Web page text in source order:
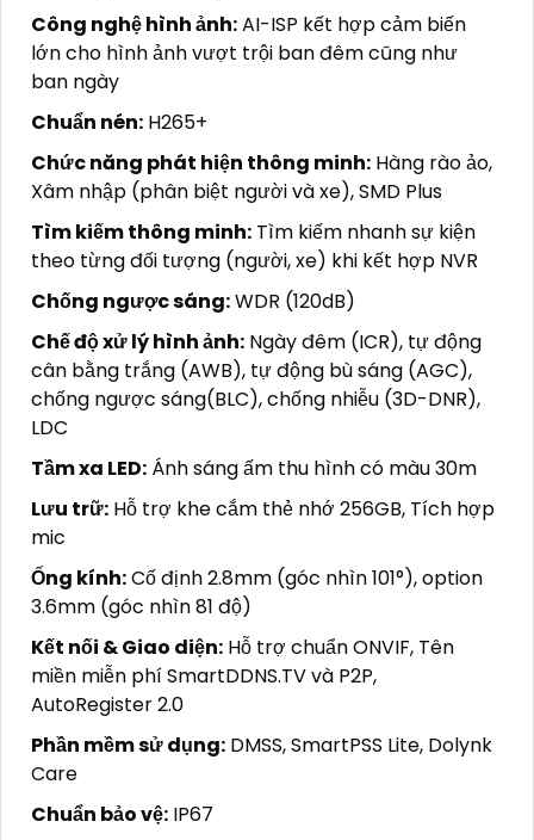
Công nghệ hình ảnh:AI-ISP kết hợp cảm biến
lớn cho hình ảnh vượt trội ban đêm cũng như
ban ngày
Chuẩn nén: H265+
Chức năng phát hiện thông minh: Hàng rào ảo,
Xâm nhập (phân biệt người và xe), SMD Plus
Tìm kiếm thông minh: Tìm kiếm nhanh sự kiện
theo từng đối tượng (người, xe) khi kết hợp NVR
Chống ngược sáng:WDR (120dB)
Chế độ xử lý hình ảnh: Ngày đêm (ICR), tự động
cân bằng trắng (AWB), tự động bù sáng (AGC),
chống ngược sáng(BLC), chống nhiễu (3D-DNR),
LDC
Tầm xa LED: Ánh sáng ấm thu hình có màu 30m
Lưu trữ: Hỗ trợ khe cắm thẻ nhớ 256GB, Tích hợp
mic
Ống kính:Cố định 2.8mm (góc nhìn 101°), option
3.6mm (góc nhìn 81 độ)
Kết nối & Giao diện: Hỗ trợ chuẩn ONVIF, Tên
miền miễn phí SmartDDNS.TV và P2P,
AutoRegister 2.0
Phần mềm sử dụng: DMSS, SmartPSS Lite, Dolynk
Care
Chuẩn bảo vệ: IP67